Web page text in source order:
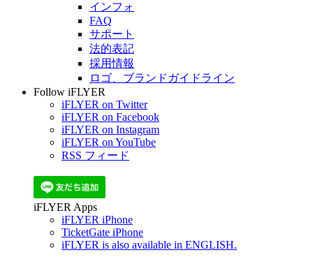
インフォ
FAQ
サポート
法的表記
採用情報
ロゴ、ブランドガイドライン
Follow iFLYER
iFLYER on Twitter
iFLYER on Facebook
iFLYER on Instagram
iFLYER on YouTube
RSS フィード
iFLYER Apps
iFLYER iPhone
TicketGate iPhone
iFLYER is also available in ENGLISH.